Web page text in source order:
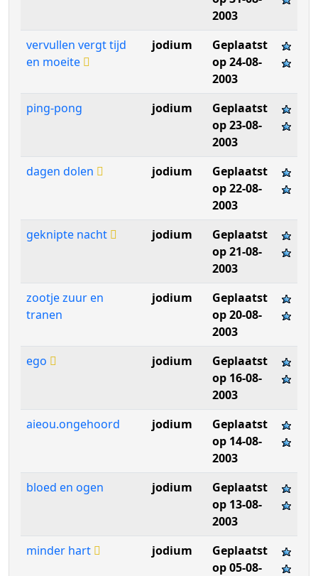
2003
vervullen vergt tijd
en moeite
jodium
Geplaatst
op 24-08-
2003
ping-pong
jodium
Geplaatst
op 23-08-
2003
dagen dolen
jodium
Geplaatst
op 22-08-
2003
geknipte nacht
jodium
Geplaatst
op 21-08-
2003
zootje zuur en
tranen
jodium
Geplaatst
op 20-08-
2003
ego
jodium
Geplaatst
op 16-08-
2003
aieou.ongehoord
jodium
Geplaatst
op 14-08-
2003
bloed en ogen
jodium
Geplaatst
op 13-08-
2003
minder hart
jodium
Geplaatst
op 05-08-